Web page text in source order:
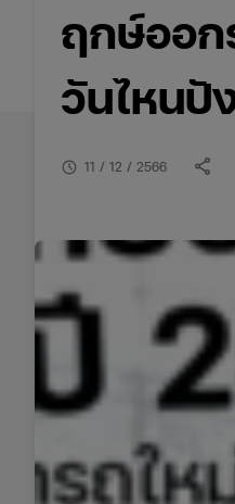
ฤกษ์ออก
วันไหนปั
schedule 11 / 12 / 2566 share